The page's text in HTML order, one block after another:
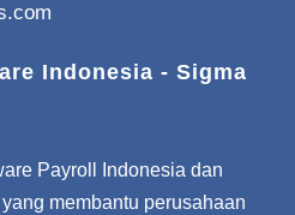
Indonesia - Sigma
Payroll Indonesia dan
membantu perusahaan